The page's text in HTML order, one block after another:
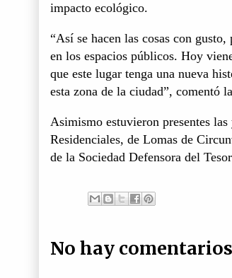
impacto ecológico.
“Así se hacen las cosas con
en los espacios públicos. Hoy
que este lugar tenga una nueva
esta zona de la ciudad”, comentó
Asimismo estuvieron presentes
Residenciales, de Lomas de
de la Sociedad Defensora del
No hay